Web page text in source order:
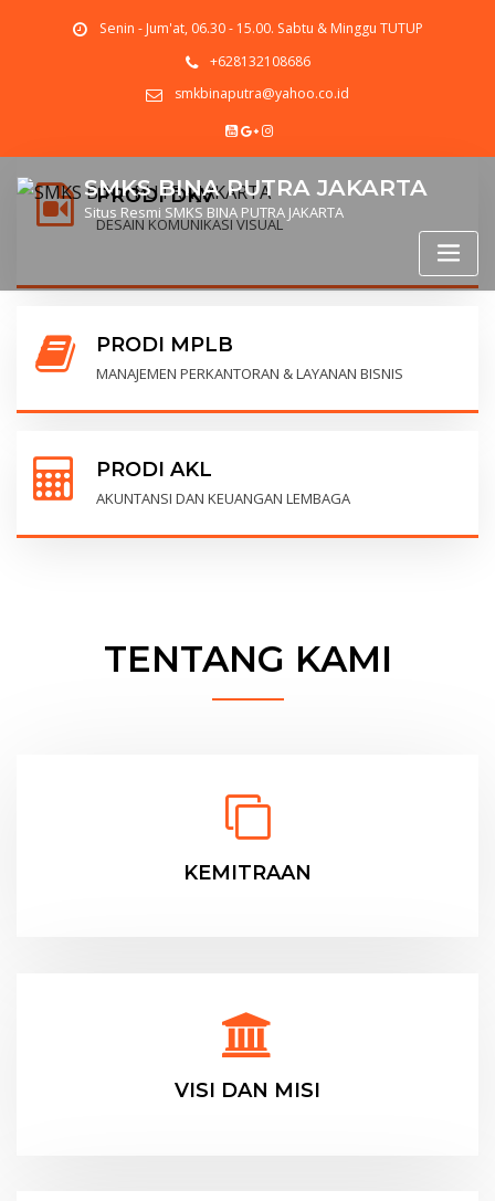
Senin - Jum'at, 06.30 - 15.00. Sabtu & Minggu TUTUP
+628132108686
smkbinaputra@yahoo.co.id
SMKS BINA PUTRA JAKARTA
Situs Resmi SMKS BINA PUTRA JAKARTA
PRODI DKV
DESAIN KOMUNIKASI VISUAL
PRODI MPLB
MANAJEMEN PERKANTORAN & LAYANAN BISNIS
PRODI AKL
AKUNTANSI DAN KEUANGAN LEMBAGA
TENTANG KAMI
KEMITRAAN
VISI DAN MISI